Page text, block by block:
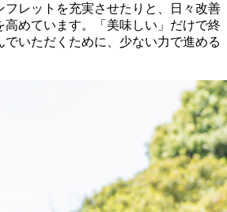
レットを充実させたりと、日々改善
めています。「美味しい」だけで終
いただくために、少ない力で進める